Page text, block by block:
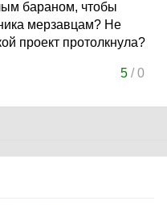
бараном, чтобы
мерзавцам? Не
проект протолкнула?
5/0